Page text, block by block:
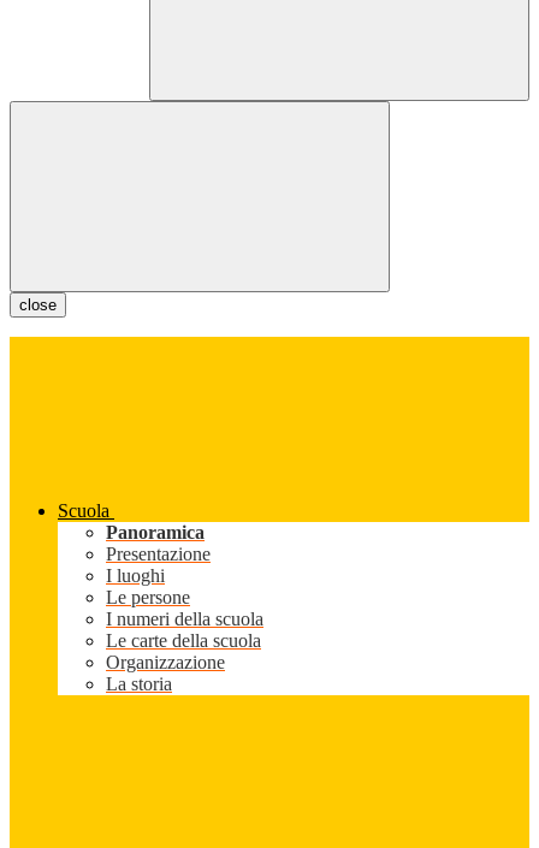
close
Scuola
Panoramica
Presentazione
I luoghi
Le persone
I numeri della scuola
Le carte della scuola
Organizzazione
La storia